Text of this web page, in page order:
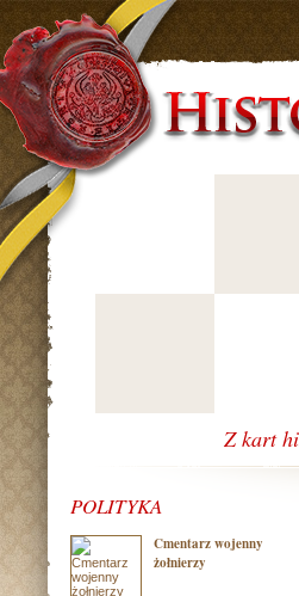
Z kart
POLITYKA
Cmentarz wojenny
żołnierzy